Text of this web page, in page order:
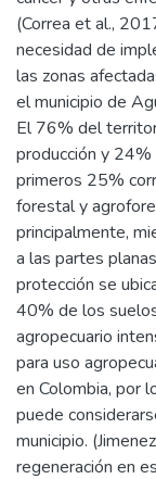
(Correa et al.,
necesidad de
las zonas
el municipio de
El 76% del
producción y
primeros 25%
forestal y
principalmente,
a las partes
protección se
40% de los
agropecuario
para uso
en Colombia, por
puede
municipio.
regeneración en